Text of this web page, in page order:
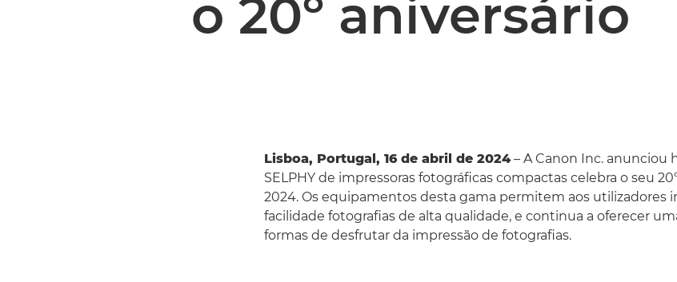
o 20º aniversário
Lisboa, Portugal, 16 de abril de 2024 – A Canon Inc. anunciou
SELPHY de impressoras fotográficas compactas celebra o seu
2024. Os equipamentos desta gama permitem aos utilizadores
facilidade fotografias de alta qualidade, e continua a oferecer
formas de desfrutar da impressão de fotografias.